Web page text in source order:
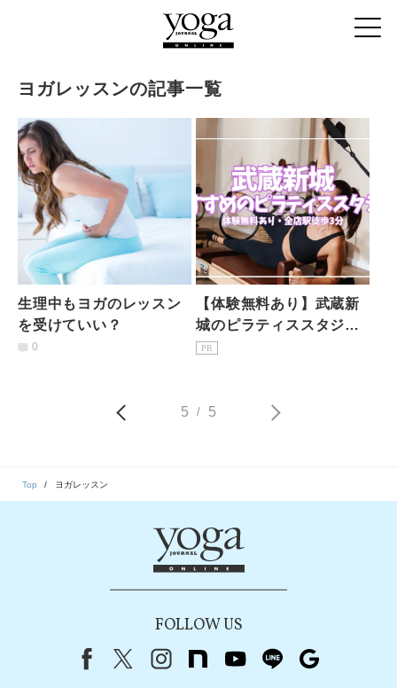
ヨガレッスンの記事一覧
生理中もヨガのレッスン
を受けていい？
0
【体験無料あり】武蔵新
城のピラティススタジオ7
選｜初心者・女性専用を
PR
5 / 5
Top ヨガレッスン
FOLLOW US
FacebookX（旧Twitter）
instagram
note youtubeline